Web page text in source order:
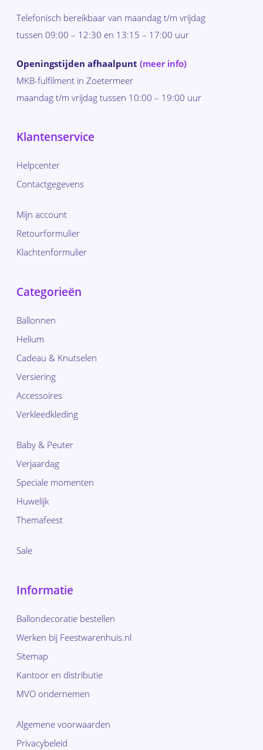
Telefonisch bereikbaar van maandag t/m vrijdag
tussen 09:00 – 12:30 en 13:15 – 17:00 uur
Openingstijden afhaalpunt (meer info)
MKB-fulfilment in Zoetermeer
maandag t/m vrijdag tussen 10:00 – 19:00 uur
Klantenservice
Helpcenter
Contactgegevens
Mijn account
Retourformulier
Klachtenformulier
Categorieën
Ballonnen
Helium
Cadeau & Knutselen
Versiering
Accessoires
Verkleedkleding
Baby & Peuter
Verjaardag
Speciale momenten
Huwelijk
Themafeest
Sale
Informatie
Ballondecoratie bestellen
Werken bij Feestwarenhuis.nl
Sitemap
Kantoor en distributie
MVO ondernemen
Algemene voorwaarden
Privacybeleid